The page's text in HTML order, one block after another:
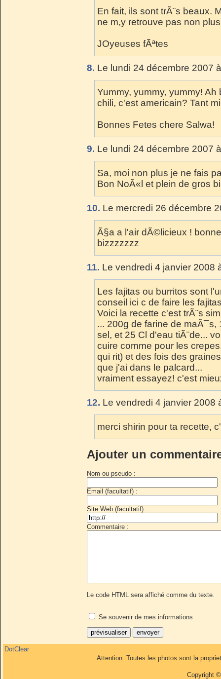
En fait, ils sont trÃ¨s beaux.
ne m,y retrouve pas non
JOyeuses fÃªtes
8. Le lundi 24 décembre 2007
Yummy, yummy, yummy!
chili, c'est americain? Tant
Bonnes Fetes chere Salwa!
9. Le lundi 24 décembre 2007
Sa, moi non plus je ne fais
Bon NoÃ«l et plein de gros
10. Le mercredi 26 décembre
Ã§a a l'air dÃ©licieux !
bizzzzzzz
11. Le vendredi 4 janvier 2008
Les fajitas ou burritos sont
conseil ici c de faire les
Voici la recette c'est trÃ¨s
... 200g de farine de maÃ¯s,
sel, et 25 Cl d'eau tiÃ¨de...
cuire comme pour les
qui rit) et des fois des
que j'ai dans le palcard...
vraiment essayez! c'est
12. Le vendredi 4 janvier 2008
merci shirin pour ta recette,
Ajouter un
Nom ou pseudo :
Email (facultatif) :
Site Web (facultatif) :
Commentaire :
Le code HTML sera affiché comme du texte.
Se souvenir de mes informations
DotClear
Attention :Toutes les photos sont la
Copyright